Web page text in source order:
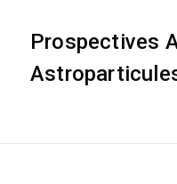
Prospectives